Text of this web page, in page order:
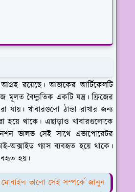
রয়েছে। আজকের আর্টিকেলটি
মূলত বৈদ্যুতিক একটি যন্ত্র। ফ্রিজের
যায়। খাবারগুলো ঠান্ডা রাখার জন্য
হয়ে থাকে। এছাড়াও খাবারগুলোকে
ভালভ সেই সাথে এভাপোরেটর
অক্সাইড গ্যাস ব্যবহৃত হয়ে থাকে।
হয়।
ভালো সেই সম্পর্কে জানুন